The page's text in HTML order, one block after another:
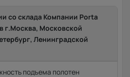
со склада Компании Porta
г.Москва, Московской
Ленинградской
подъема полотен